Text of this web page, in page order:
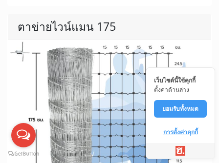
ตาข่ายไวน์แมน 175
เว็บไซต์นี้ใช้คุกกี้
ตั้งค่าด้านล่าง
ยอมรับทั้งหมด
การตั้งค่าคุกกี้